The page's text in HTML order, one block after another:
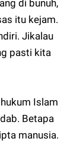
di bunuh,
itu kejam.
Jikalau
pasti kita
Islam
Betapa
manusia.